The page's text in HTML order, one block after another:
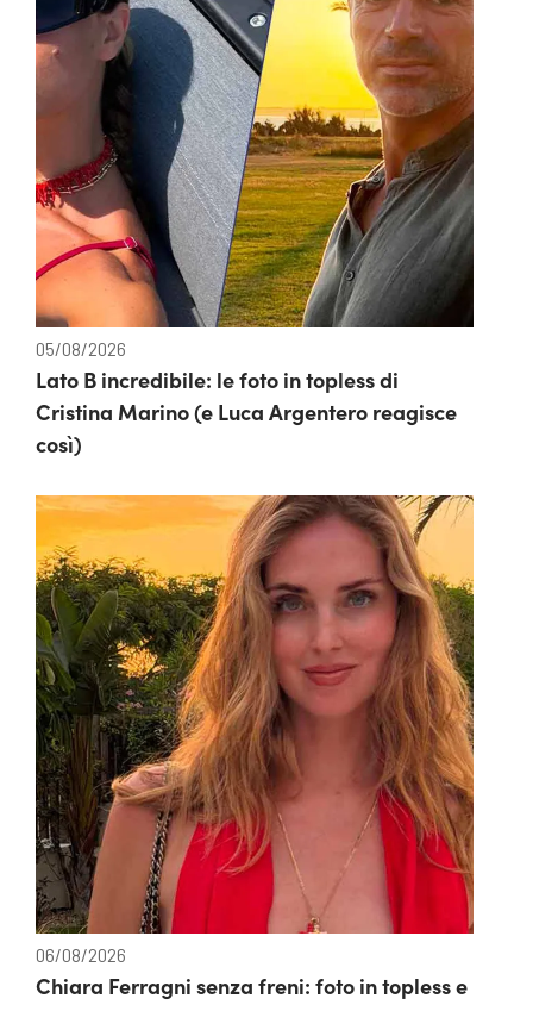
05/08/2026
Lato B incredibile: le foto in topless di
Cristina Marino (e Luca Argentero reagisce
così)
06/08/2026
Chiara Ferragni senza freni: foto in topless e